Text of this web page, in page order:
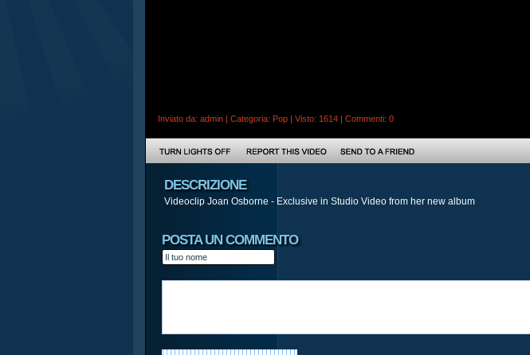
Inviato da: admin | Categoria: Pop | Visto: 1614 | Commenti: 0
DESCRIZIONE
Videoclip Joan Osborne - Exclusive in Studio Video from her new album
POSTA UN COMMENTO